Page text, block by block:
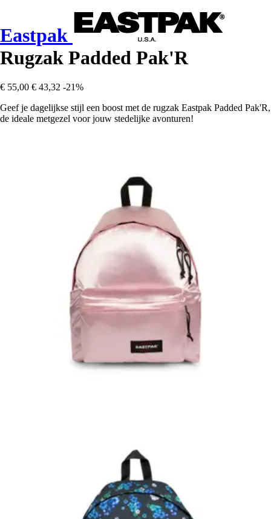
Eastpak
Rugzak Padded Pak'R
€ 55,00 € 43,32 -21%
Geef je dagelijkse stijl een boost met de rugzak Eastpak Padded Pak'R,
de ideale metgezel voor jouw stedelijke avonturen!